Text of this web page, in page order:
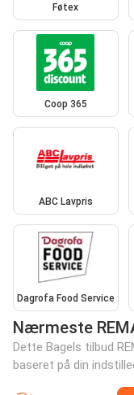
Føtex
Coop 365
ABC Lavpris
Dagrofa Food Service
Nærmeste
Dette Bagels tilbud
baseret på din